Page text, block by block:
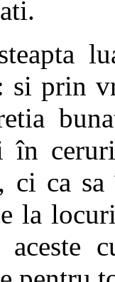
prin
în
ci ca
la